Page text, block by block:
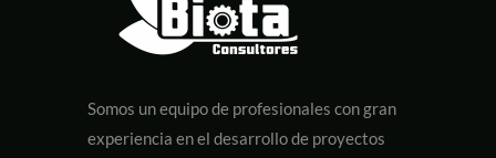
Somos un equipo de profesionales con gran
experiencia en el desarrollo de proyectos